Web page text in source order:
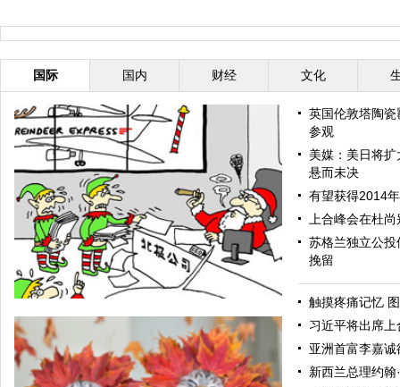
国际 国内 财经 文化
英国伦敦塔陶
参观
美媒：美日将
悬而未决
有望获得2014
上合峰会在杜
苏格兰独立公
挽留
触摸疼痛记忆
习近平将出席
亚洲首富李嘉
新西兰总理约翰